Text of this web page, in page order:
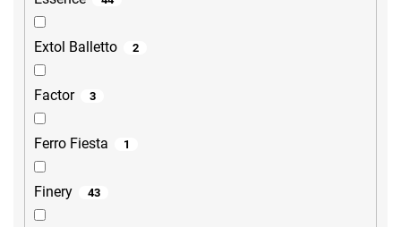
Extol Balletto 2
Factor 3
Ferro Fiesta 1
Finery 43